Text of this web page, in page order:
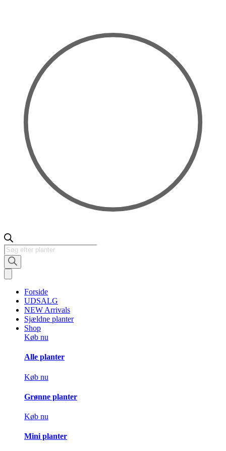
Products
search
Forside
UDSALG
NEW Arrivals
Sjældne planter
Shop
Køb nu
Alle planter
Køb nu
Grønne planter
Køb nu
Mini planter